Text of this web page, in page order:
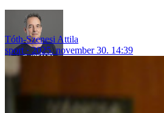
Tóth-Szenesi Attila
sport
2025. november 30. 14:39